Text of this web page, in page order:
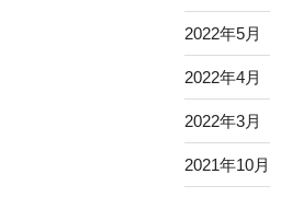
2022年5月
2022年4月
2022年3月
2021年10月